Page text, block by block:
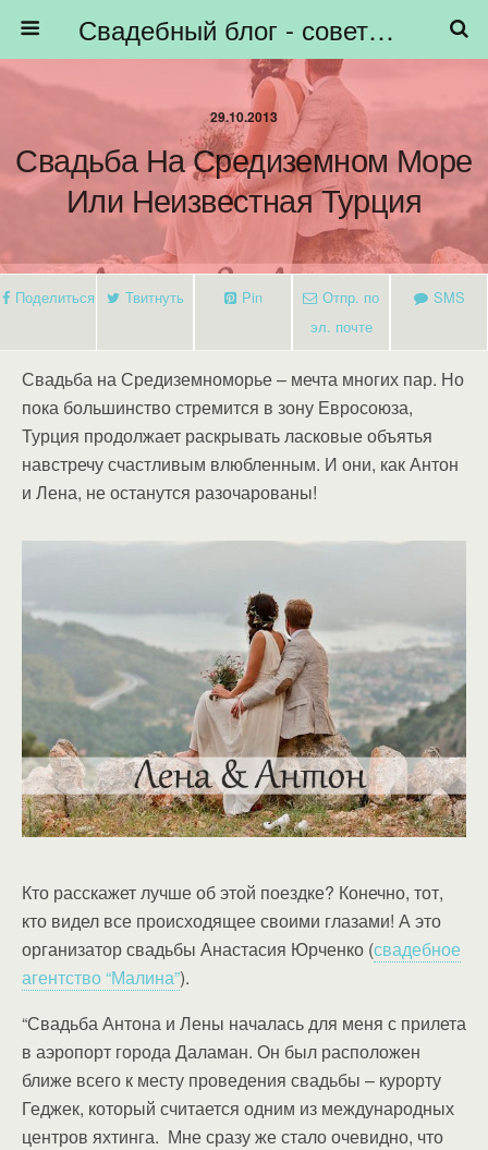
Свадебный блог - советы невестам, подготовка к свадьбе - HiBride
29.10.2013
Свадьба На Средиземном Море
Или Неизвестная Турция
Поделиться Твитнуть Pin
Отпр. по
эл. почте
SMS
Свадьба на Средиземноморье – мечта многих пар. Но
пока большинство стремится в зону Евросоюза,
Турция продолжает раскрывать ласковые объятья
навстречу счастливым влюбленным. И они, как Антон
и Лена, не останутся разочарованы!
Кто расскажет лучше об этой поездке? Конечно, тот,
кто видел все происходящее своими глазами! А это
организатор свадьбы Анастасия Юрченко (свадебное
агентство “Малина”).
“Свадьба Антона и Лены началась для меня с прилета
в аэропорт города Даламан. Он был расположен
ближе всего к месту проведения свадьбы – курорту
Геджек, который считается одним из международных
центров яхтинга. Мне сразу же стало очевидно, что